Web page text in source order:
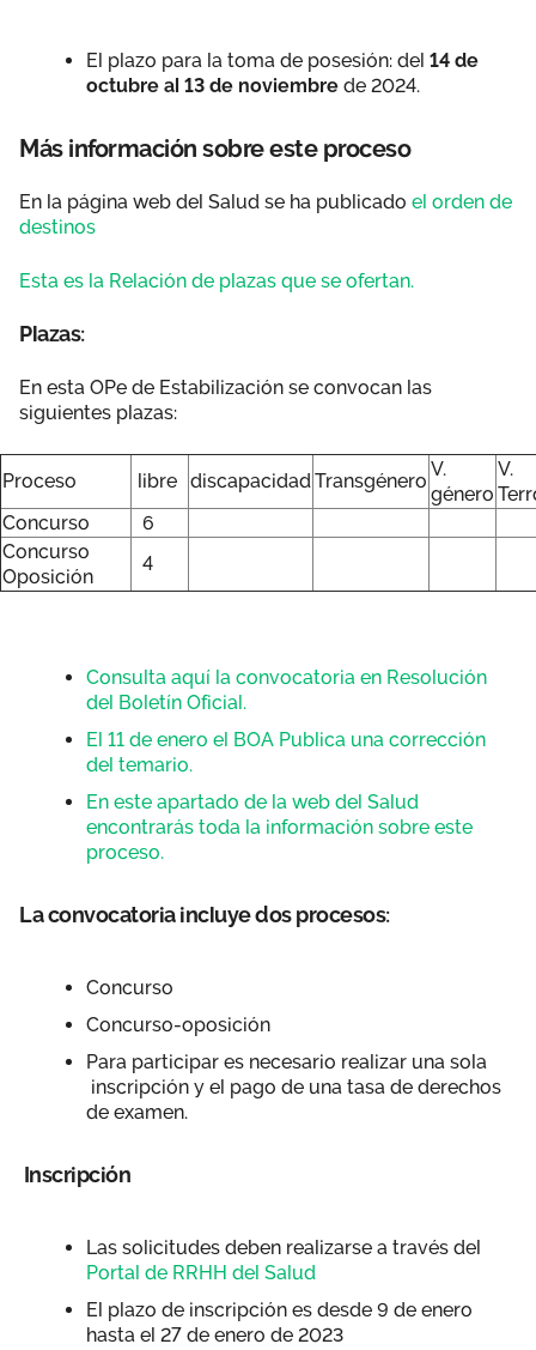
El plazo para la toma de posesión: del 14 de
octubre al 13 de noviembre de 2024.
Más información sobre este proceso
En la página web del Salud se ha publicado el orden de
destinos
Esta es la Relación de plazas que se ofertan.
Plazas:
En esta OPe de Estabilización se convocan las
siguientes plazas:
Proceso libre discapacidadTransgénero
V.
género
V.
Concurso
6
Concurso
Oposición
4
Consulta aquí la convocatoria en Resolución
del Boletín Oficial.
El 11 de enero el BOA Publica una corrección
del temario.
En este apartado de la web del Salud
encontrarás toda la información sobre este
proceso.
La convocatoria incluye dos procesos:
Concurso
Concurso-oposición
Para participar es necesario realizar una sola
inscripción y el pago de una tasa de derechos
de examen.
Inscripción
Las solicitudes deben realizarse a través del
Portal de RRHH del Salud
El plazo de inscripción es desde 9 de enero
hasta el 27 de enero de 2023